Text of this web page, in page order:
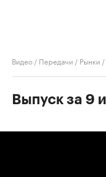
Видео / Передачи / Рынки /
Выпуск за 9